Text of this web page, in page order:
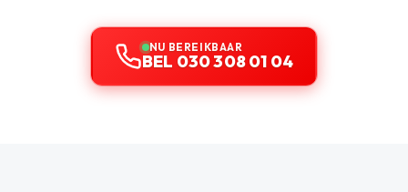
NU BEREIKBAAR
BEL 030 308 01 04